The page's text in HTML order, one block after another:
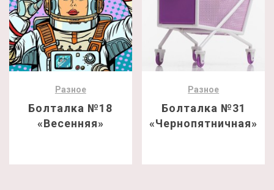
Разное
Болталка №18
«Весенняя»
Разное
Болталка №31
«Чернопятничная»